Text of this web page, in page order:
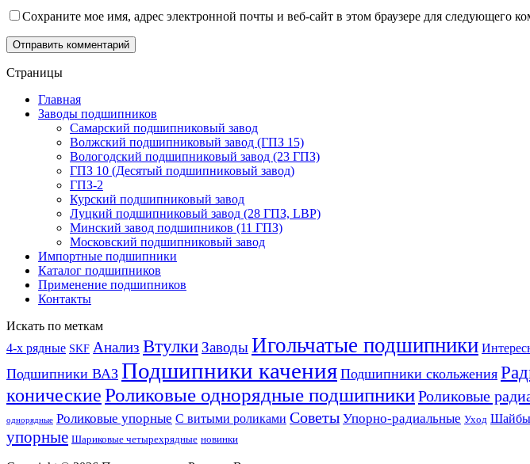
Сохраните мое имя, адрес электронной почты и веб-сайт в этом браузере для следующего
Отправить комментарий
Страницы
Главная
Заводы подшипников
Cамарский подшипниковый завод
Волжский подшипниковый завод (ГПЗ 15)
Вологодский подшипниковый завод (23 ГПЗ)
ГПЗ 10 (Десятый подшипниковый завод)
ГПЗ-2
Курский подшипниковый завод
Луцкий подшипниковый завод (28 ГПЗ, LBP)
Минский завод подшипников (11 ГПЗ)
Московский подшипниковый завод
Импортные подшипники
Каталог подшипников
Применение подшипников
Контакты
Искать по меткам
4-х рядные SKF Анализ Втулки ЗаводыИгольчатые подшипники
Подшипники ВАЗ Подшипники качения Подшипники скольжения
коническиеРоликовые однорядные подшипникиРоликовые
однорядные Роликовые упорные С витыми роликами Советы Упорно-радиальные Уход Шайбы
упорные Шариковые четырехрядные новинки